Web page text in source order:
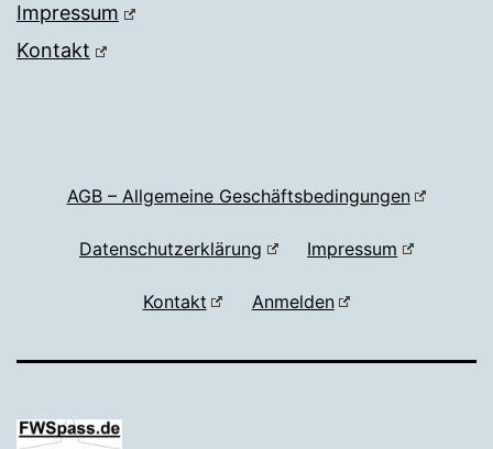
Impressum
Kontakt
AGB – Allgemeine Geschäftsbedingungen
Datenschutzerklärung Impressum
Kontakt Anmelden